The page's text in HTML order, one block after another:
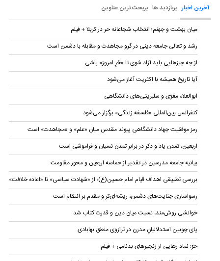
آخرین اخبار پربازدید ها پربحث ترین عناوین
میان بهشت و جهنم؛ انتخاب شجاعانه حر در کربلا + فیلم
رشد و تعالی جامعه دینی در گرو مجاهدت و مقابله با دشمن است
از چه چیزهایی باید آزاد شوی تا «حُرِ امروز» باشی
آیا تاریخ همیشه با اکثریت آغاز می‌شود
ابوالعلاء معَرّی و سلبریتی‌های دانشگاهی
کنفرانس بین‌المللی «فلسفه زندگی» برگزار می‌شود
رمز موفقیت جهاد دانشگاهی پیوند مقدس میان «علم» و «مجاهدت» است
اربعین، تمدن یاد و ذکر در برابر تمدن نسیان و فراموشی است
بیانیه‌ جامعه مدرسین در تقدیر از حماسه اربعین و محور مقاومت
بررسی تطبیقی اهداف قیام امام حسین(ع)؛ از «شهادت سیاسی» تا «اعاده خلافت»
رسواسازی جنایت‌های دشمن، ریشه‌ای‌تر و مقدم بر انتقام است
خوانشی روش‌مند، نسبت میان دین و قدرت کتاب شد
پای چوبین استدلالیانِ مدرن در ترازوی منطق بهابادی
حرّ؛ نماد رهایی از زنجیرهای بدنامی + فیلم